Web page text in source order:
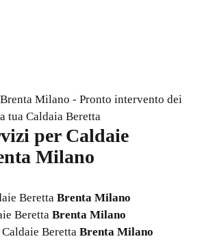
per Caldaie
Milano
Beretta Brenta Milano
Beretta Brenta Milano
Beretta Brenta Milano